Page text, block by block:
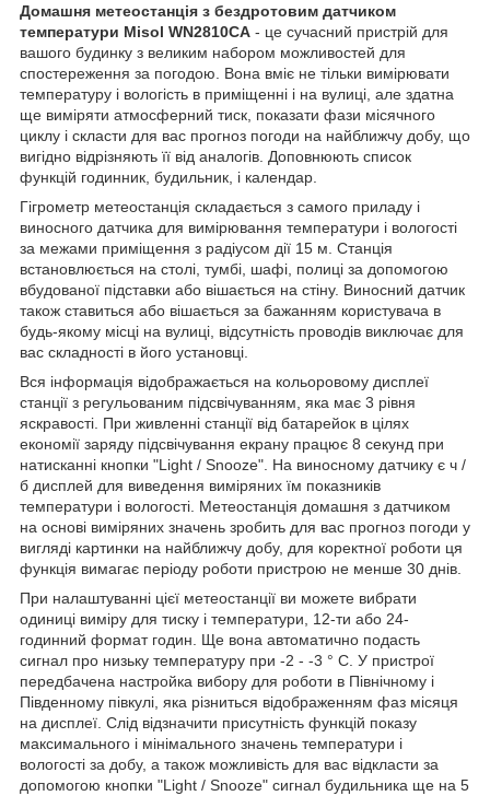
Домашня метеостанція з бездротовим датчиком
температури Misol WN2810CA - це сучасний пристрій для
вашого будинку з великим набором можливостей для
спостереження за погодою. Вона вміє не тільки вимірювати
температуру і вологість в приміщенні і на вулиці, але здатна
ще виміряти атмосферний тиск, показати фази місячного
циклу і скласти для вас прогноз погоди на найближчу добу, що
вигідно відрізняють її від аналогів. Доповнюють список
функцій годинник, будильник, і календар.
Гігрометр метеостанція складається з самого приладу і
виносного датчика для вимірювання температури і вологості
за межами приміщення з радіусом дії 15 м. Станція
встановлюється на столі, тумбі, шафі, полиці за допомогою
вбудованої підставки або вішається на стіну. Виносний датчик
також ставиться або вішається за бажанням користувача в
будь-якому місці на вулиці, відсутність проводів виключає для
вас складності в його установці.
Вся інформація відображається на кольоровому дисплеї
станції з регульованим підсвічуванням, яка має 3 рівня
яскравості. При живленні станції від батарейок в цілях
економії заряду підсвічування екрану працює 8 секунд при
натисканні кнопки "Light / Snooze". На виносному датчику є ч /
б дисплей для виведення виміряних їм показників
температури і вологості. Метеостанція домашня з датчиком
на основі виміряних значень зробить для вас прогноз погоди у
вигляді картинки на найближчу добу, для коректної роботи ця
функція вимагає періоду роботи пристрою не менше 30 днів.
При налаштуванні цієї метеостанції ви можете вибрати
одиниці виміру для тиску і температури, 12-ти або 24-
годинний формат годин. Ще вона автоматично подасть
сигнал про низьку температуру при -2 - -3 ° C. У пристрої
передбачена настройка вибору для роботи в Північному і
Південному півкулі, яка різниться відображенням фаз місяця
на дисплеї. Слід відзначити присутність функцій показу
максимального і мінімального значень температури і
вологості за добу, а також можливість для вас відкласти за
допомогою кнопки "Light / Snooze" сигнал будильника ще на 5